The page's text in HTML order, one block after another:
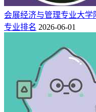
会展经济与管理专业大学
专业排名 2026-06-01